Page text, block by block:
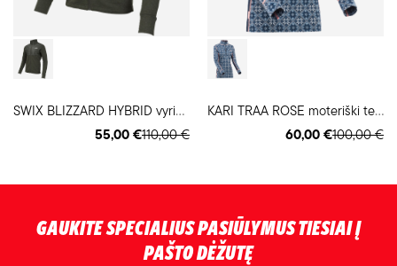
S
WIX BLIZZARD HYBRID vyriškas bliuzonas
110,00 €
55,00 €
K
ARI TRAA ROSE moteriški termo marškinėliai
100,00 €
60,00 €
GAUKITE SPECIALIUS PASIŪLYMUS TIESIAI Į
PAŠTO DĖŽUTĘ